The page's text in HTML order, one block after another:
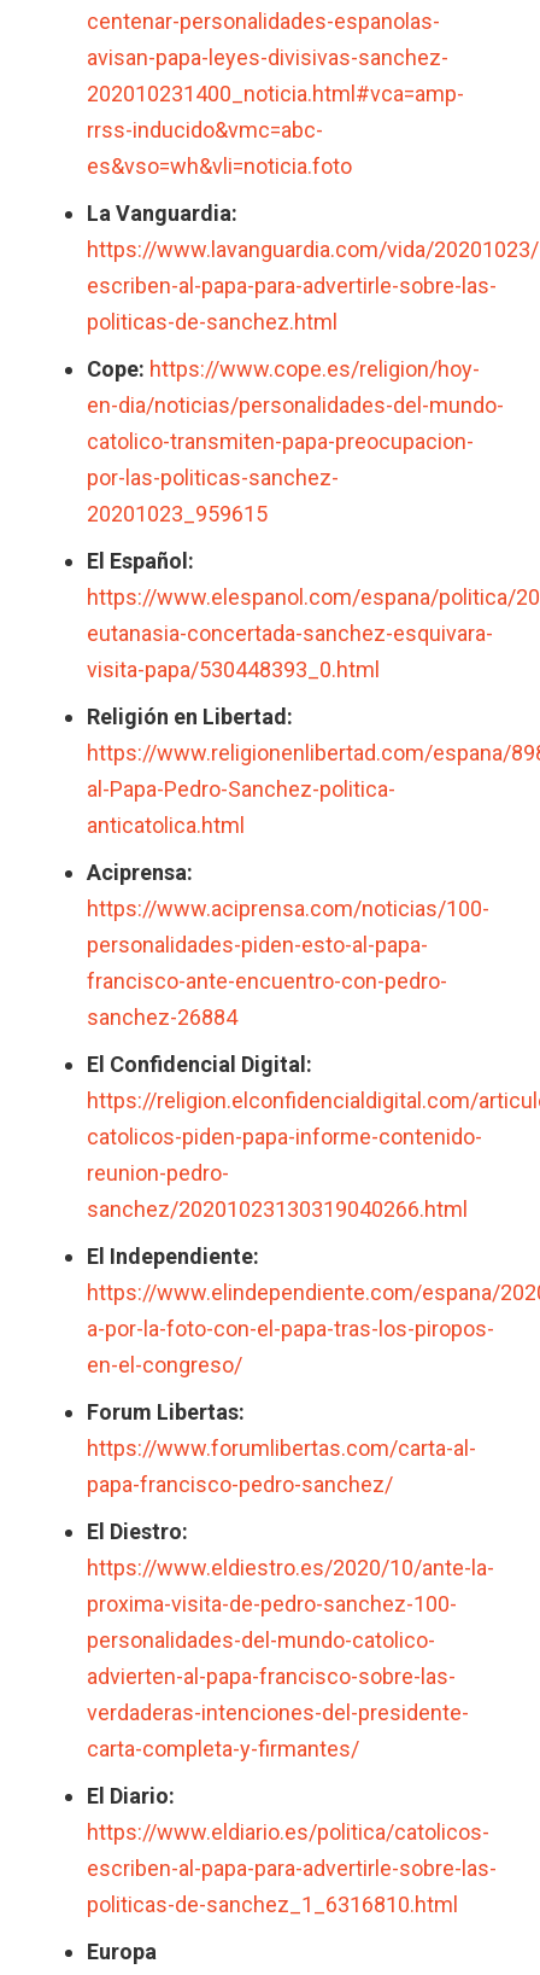
centenar-personalidades-espanolas-
avisan-papa-leyes-divisivas-sanchez-
202010231400_noticia.html#vca=amp-
rrss-inducido&vmc=abc-
es&vso=wh&vli=noticia.foto
La Vanguardia:
https://www.lavanguardia.com/vida/
escriben-al-papa-para-advertirle-sobre-las-
politicas-de-sanchez.html
Cope: https://www.cope.es/religion/hoy-
en-dia/noticias/personalidades-del-mundo-
catolico-transmiten-papa-preocupacion-
por-las-politicas-sanchez-
20201023_959615
El Español:
https://www.elespanol.com/espana/politica/
eutanasia-concertada-sanchez-esquivara-
visita-papa/530448393_0.html
Religión en Libertad:
https://www.religionenlibertad.com/espana/
al-Papa-Pedro-Sanchez-politica-
anticatolica.html
Aciprensa:
https://www.aciprensa.com/noticias/100-
personalidades-piden-esto-al-papa-
francisco-ante-encuentro-con-pedro-
sanchez-26884
El Confidencial Digital:
https://religion.elconfidencialdigital.com/
catolicos-piden-papa-informe-contenido-
reunion-pedro-
sanchez/20201023130319040266.html
El Independiente:
https://www.elindependiente.com/espana/
a-por-la-foto-con-el-papa-tras-los-piropos-
en-el-congreso/
Forum Libertas:
https://www.forumlibertas.com/carta-al-
papa-francisco-pedro-sanchez/
El Diestro:
https://www.eldiestro.es/2020/10/ante-la-
proxima-visita-de-pedro-sanchez-100-
personalidades-del-mundo-catolico-
advierten-al-papa-francisco-sobre-las-
verdaderas-intenciones-del-presidente-
carta-completa-y-firmantes/
El Diario:
https://www.eldiario.es/politica/catolicos-
escriben-al-papa-para-advertirle-sobre-las-
politicas-de-sanchez_1_6316810.html
Europa